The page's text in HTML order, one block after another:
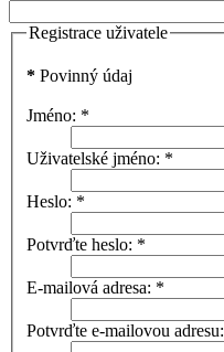
Registrace uživatele
* Povinný údaj
Jméno: *
Uživatelské jméno: *
Heslo: *
Potvrďte heslo: *
E-mailová adresa: *
Potvrďte e-mailovou adresu: